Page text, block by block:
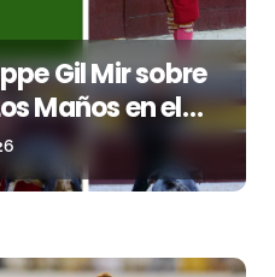
Gil Mir sobre
Maños en el